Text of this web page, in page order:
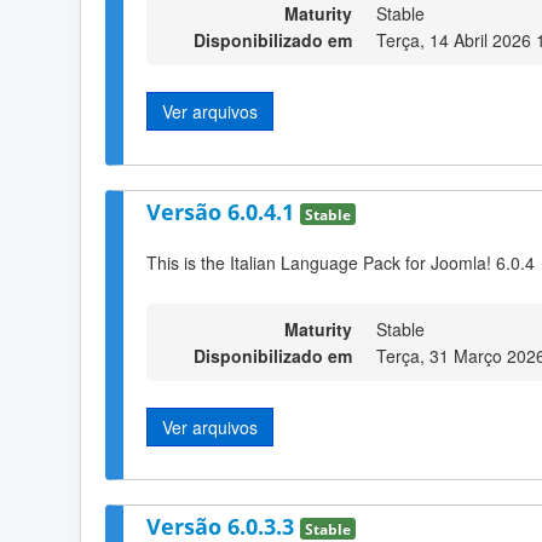
Maturity
Stable
Disponibilizado em
Terça, 14 Abril 2026
Ver arquivos
Versão 6.0.4.1 Stable
This is the Italian Language Pack for Joomla! 6.0.4
Maturity
Stable
Disponibilizado em
Terça, 31 Março
Ver arquivos
Versão 6.0.3.3 Stable